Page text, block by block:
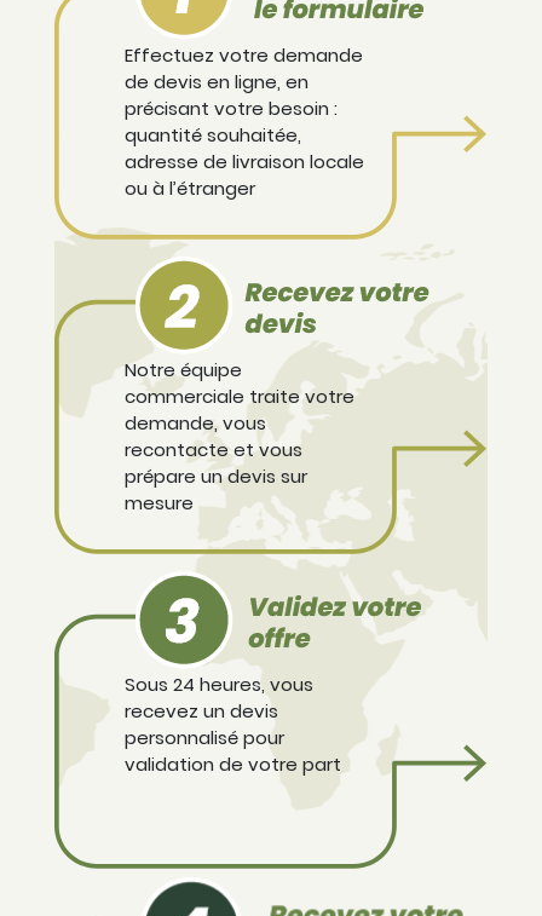
Effectuez votre demande
de devis en ligne, en
précisant votre besoin :
quantité souhaitée,
adresse de livraison locale
ou à l’étranger
Notre équipe
commerciale traite votre
demande, vous
recontacte et vous
prépare un devis sur
mesure
Sous 24 heures, vous
recevez un devis
personnalisé pour
validation de votre part